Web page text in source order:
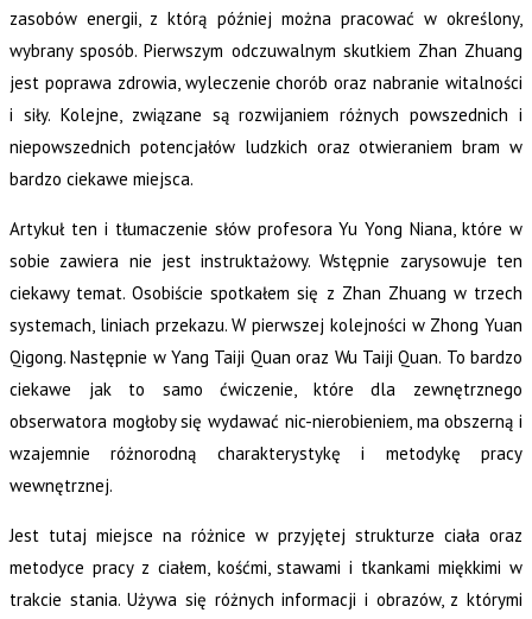
zasobów energii, z którą później można pracować w określony,
wybrany sposób. Pierwszym odczuwalnym skutkiem Zhan Zhuang
jest poprawa zdrowia, wyleczenie chorób oraz nabranie witalności
i siły. Kolejne, związane są rozwijaniem różnych powszednich i
niepowszednich potencjałów ludzkich oraz otwieraniem bram w
bardzo ciekawe miejsca.
Artykuł ten i tłumaczenie słów profesora Yu Yong Niana, które w
sobie zawiera nie jest instruktażowy. Wstępnie zarysowuje ten
ciekawy temat. Osobiście spotkałem się z Zhan Zhuang w trzech
systemach, liniach przekazu. W pierwszej kolejności w Zhong Yuan
Qigong. Następnie w Yang Taiji Quan oraz Wu Taiji Quan. To bardzo
ciekawe jak to samo ćwiczenie, które dla zewnętrznego
obserwatora mogłoby się wydawać nic-nierobieniem, ma obszerną i
wzajemnie różnorodną charakterystykę i metodykę pracy
wewnętrznej.
Jest tutaj miejsce na różnice w przyjętej strukturze ciała oraz
metodyce pracy z ciałem, kośćmi, stawami i tkankami miękkimi w
trakcie stania. Używa się różnych informacji i obrazów, z którymi